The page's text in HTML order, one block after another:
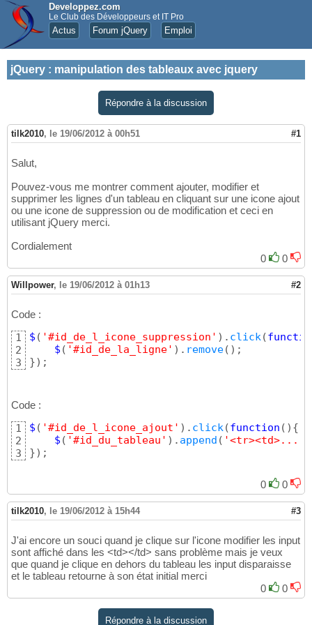
Developpez.com
Le Club des Développeurs et IT Pro
Actus Forum jQuery Emploi
jQuery : manipulation des tableaux avec jquery
Répondre à la discussion
tilk2010, le 19/06/2012 à 00h51 #1
Salut,
Pouvez-vous me montrer comment ajouter, modifier et
supprimer les lignes d'un tableau en cliquant sur une icone ajout
ou une icone de suppression ou de modification et ceci en
utilisant jQuery merci.
Cordialement
0
0
Willpower, le 19/06/2012 à 01h13 #2
Code :
1
2
3
$ ( '#id_de_l_icone_suppression' ) . click(
$ ( '#id_de_la_ligne' ) . remove( )
}) ;
Code :
1
2
3
$ ( '#id_de_l_icone_ajout' ) . click(function ( ) {
$ ( '#id_du_tableau' ) . append (
}) ;
0 0
tilk2010, le 19/06/2012 à 15h44 #3
J'ai encore un souci quand je clique sur l'icone modifier les input
sont affiché dans les <td></td> sans problème mais je veux
que quand je clique en dehors du tableau les input disparaisse
et le tableau retourne à son état initial merci
0
0
Répondre à la discussion